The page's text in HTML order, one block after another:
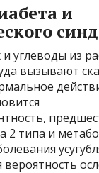
и
и углеводы из
вызывают
2 типа и